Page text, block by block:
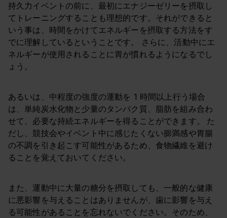
持久力イベントの前に、最初にエナジーゼリーを摂取し
てトレーニングすることも理想的です。それができると
いう事は、時間をかけてエネルギーを摂取する方法をす
でに理解しているということです。 さらに、活動中にエ
ネルギーが使用されることに胃が慣れるようになるでし
ょう。
あるいは、中程度の強度の運動を 1 時間以上行う場合
は、単純炭水化物と少量のタンパク質、脂肪を組み合わ
せて、必要な持続エネルギーを得ることができます。 た
だし、競技会やイベント中に感じたくない膨満感や胃腸
の不調を引き起こす可能性があるため、食物繊維を避け
ることを覚えておいてください。
また、運動中に大量の糖分を摂取しても、一般的な健康
に悪影響を与えることはありませんが、歯に影響を与え
る可能性があることを忘れないでください。そのため、